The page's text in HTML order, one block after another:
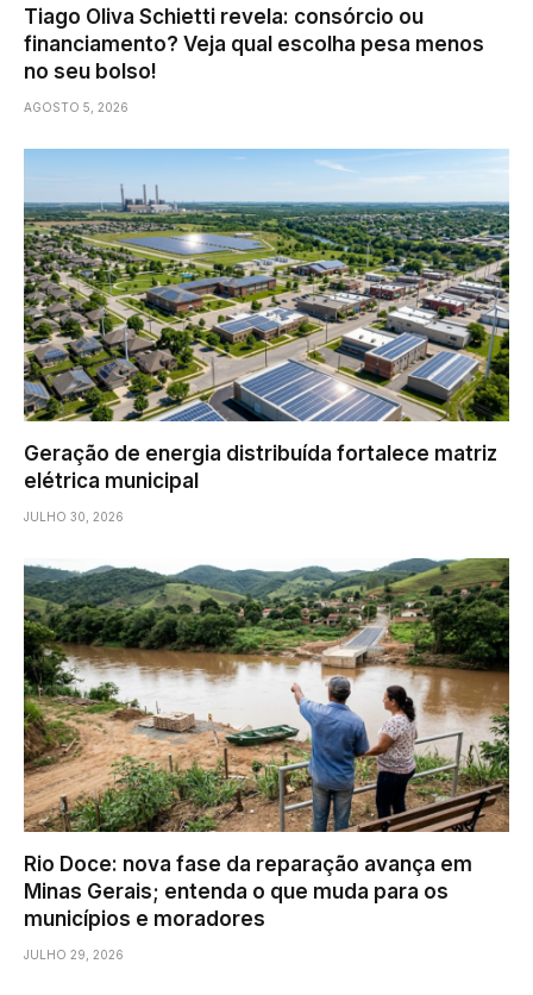
Tiago Oliva Schietti revela: consórcio ou
financiamento? Veja qual escolha pesa menos
no seu bolso!
AGOSTO 5, 2026
Geração de energia distribuída fortalece matriz
elétrica municipal
JULHO 30, 2026
Rio Doce: nova fase da reparação avança em
Minas Gerais; entenda o que muda para os
municípios e moradores
JULHO 29, 2026